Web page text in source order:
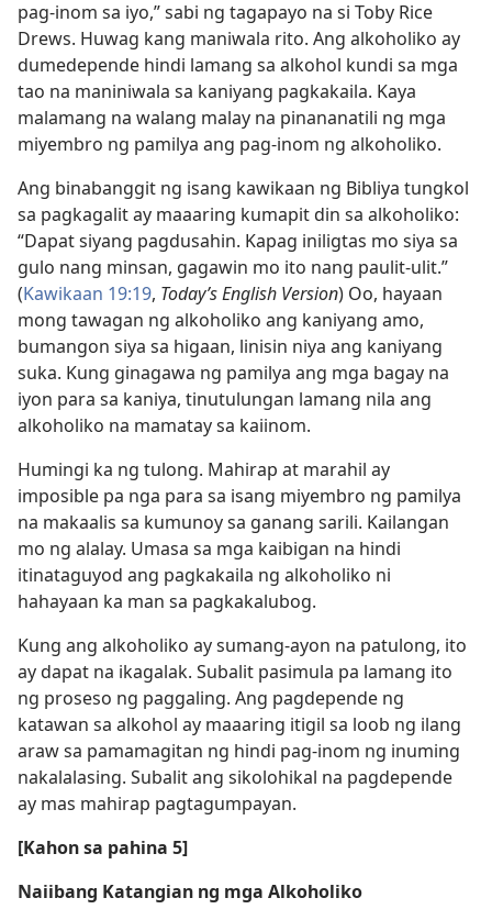
pag-inom sa iyo,” sabi ng tagapayo na si Toby Rice
Drews. Huwag kang maniwala rito. Ang alkoholiko ay
dumedepende hindi lamang sa alkohol kundi sa mga
tao na maniniwala sa kaniyang pagkakaila. Kaya
malamang na walang malay na pinananatili ng mga
miyembro ng pamilya ang pag-inom ng alkoholiko.
Ang binabanggit ng isang kawikaan ng Bibliya tungkol
sa pagkagalit ay maaaring kumapit din sa alkoholiko:
“Dapat siyang pagdusahin. Kapag iniligtas mo siya sa
gulo nang minsan, gagawin mo ito nang paulit-ulit.”
(Kawikaan 19:19, Today’s English Version) Oo, hayaan
mong tawagan ng alkoholiko ang kaniyang amo,
bumangon siya sa higaan, linisin niya ang kaniyang
suka. Kung ginagawa ng pamilya ang mga bagay na
iyon para sa kaniya, tinutulungan lamang nila ang
alkoholiko na mamatay sa kaiinom.
Humingi ka ng tulong. Mahirap at marahil ay
imposible pa nga para sa isang miyembro ng pamilya
na makaalis sa kumunoy sa ganang sarili. Kailangan
mo ng alalay. Umasa sa mga kaibigan na hindi
itinataguyod ang pagkakaila ng alkoholiko ni
hahayaan ka man sa pagkakalubog.
Kung ang alkoholiko ay sumang-ayon na patulong, ito
ay dapat na ikagalak. Subalit pasimula pa lamang ito
ng proseso ng paggaling. Ang pagdepende ng
katawan sa alkohol ay maaaring itigil sa loob ng ilang
araw sa pamamagitan ng hindi pag-inom ng inuming
nakalalasing. Subalit ang sikolohikal na pagdepende
ay mas mahirap pagtagumpayan.
[Kahon sa pahina 5]
Naiibang Katangian ng mga Alkoholiko